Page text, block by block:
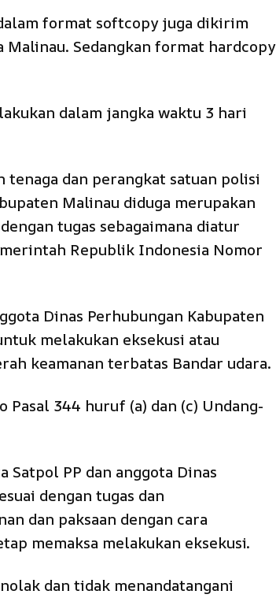
format softcopy juga dikirim
Sedangkan format hardcopy
dalam jangka waktu 3 hari
tenaga dan perangkat satuan polisi
Malinau diduga merupakan
tugas sebagaimana diatur
Republik Indonesia Nomor
Dinas Perhubungan Kabupaten
melakukan eksekusi atau
keamanan terbatas Bandar udara.
Pasal 344 huruf (a) dan (c) Undang-
PP dan anggota Dinas
dengan tugas dan
dan paksaan dengan cara
memaksa melakukan eksekusi.
dan tidak menandatangani